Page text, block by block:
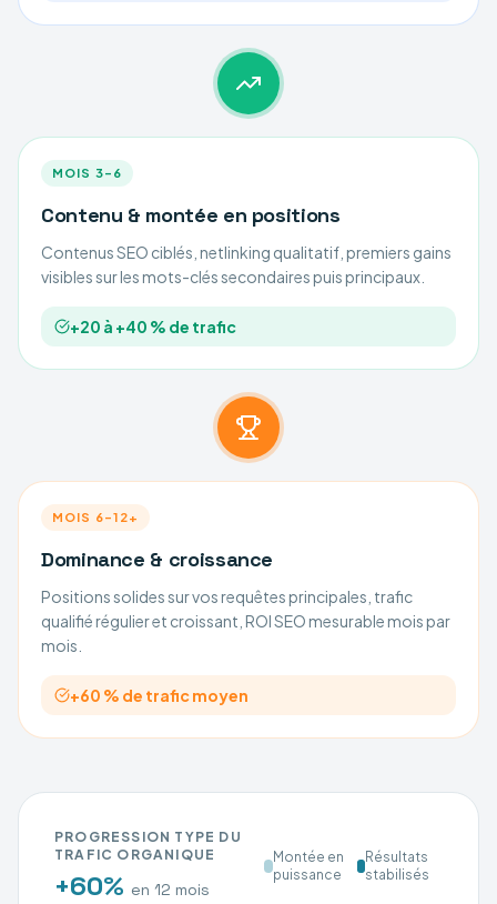
MOIS 3–6
Contenu & montée en positions
Contenus SEO ciblés, netlinking qualitatif, premiers gains
visibles sur les mots-clés secondaires puis principaux.
+20 à +40 % de trafic
MOIS 6–12+
Dominance & croissance
Positions solides sur vos requêtes principales, trafic
qualifié régulier et croissant, ROI SEO mesurable mois par
mois.
+60 % de trafic moyen
PROGRESSION TYPE DU
TRAFIC ORGANIQUE
+60% en 12 mois
Montée en
puissance
Résultats
stabilisés